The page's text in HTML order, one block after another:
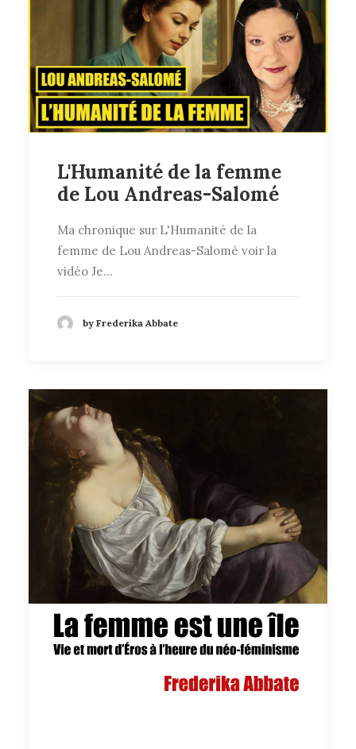
L'Humanité de la femme
de Lou Andreas-Salomé
Ma chronique sur L'Humanité de la
femme de Lou Andreas-Salomé voir la
vidéo Je…
by Frederika Abbate